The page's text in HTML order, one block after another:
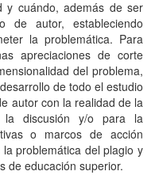
y cuándo, además de ser
de autor, estableciendo
la problemática. Para
apreciaciones de corte
del problema,
de todo el estudio
autor con la realidad de la
la discusión y/o para la
o marcos de acción
problemática del plagio y
de educación superior.